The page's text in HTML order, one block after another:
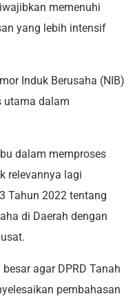
memenuhi
yang lebih intensif
Induk Berusaha (NIB)
utama dalam
dalam memproses
relevannya lagi
Tahun 2022 tentang
di Daerah dengan
agar DPRD Tanah
pembahasan